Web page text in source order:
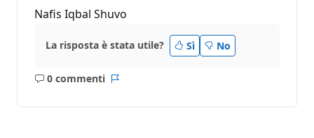
Nafis Iqbal Shuvo
La risposta è stata utile? Sì No
0 commenti
Nessun